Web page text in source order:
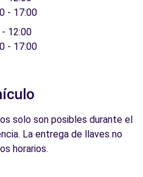
- 17:00
12:00
- 17:00
solo son posibles durante el
La entrega de llaves no
horarios.